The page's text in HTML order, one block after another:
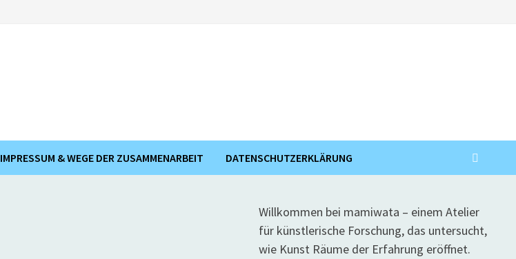
IMPRESSUM & WEGE DER ZUSAMMENARBEIT DATENSCHUTZERKLÄRUNG
Willkommen bei mamiwata – einem Atelier
für künstlerische Forschung, das untersucht,
wie Kunst Räume der Erfahrung eröffnet.